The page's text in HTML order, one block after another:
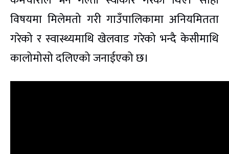
विषयमा मिलेमतो गरी गाउँपालिकामा अनियमितता
गरेको र स्वास्थ्यमाथि खेलवाड गरेको भन्दै केसीमाथि
कालोमोसो दलिएको जनाईएको छ।